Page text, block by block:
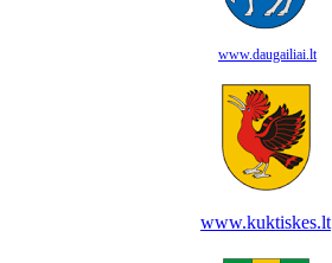
www.daugailiai.lt
www.kuktiskes.lt